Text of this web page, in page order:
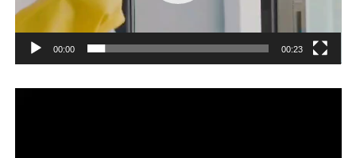
00:00 00:23
Player